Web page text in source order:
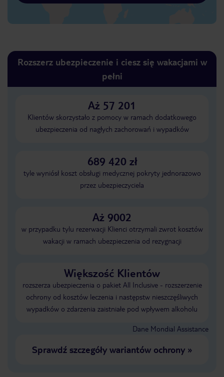
Rozszerz ubezpieczenie i ciesz się wakacjami w
pełni
Aż 57 201
Klientów skorzystało z pomocy w ramach dodatkowego
ubezpieczenia od nagłych zachorowań i wypadków
689 420 zł
tyle wyniósł koszt obsługi medycznej pokryty jednorazowo
przez ubezpieczyciela
Aż 9002
w przypadku tylu rezerwacji Klienci otrzymali zwrot kosztów
wakacji w ramach ubezpieczenia od rezygnacji
Większość Klientów
rozszerza ubezpieczenia o pakiet All Inclusive - rozszerzenie
ochrony od kosztów leczenia i następstw nieszczęśliwych
wypadków o zdarzenia zaistniałe pod wpływem alkoholu
Dane Mondial Assistance
Sprawdź szczegóły wariantów ochrony»